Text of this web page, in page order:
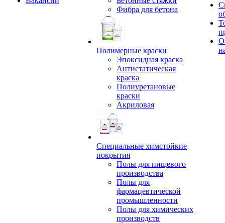
Фибра для бетона
Полимерные краски
Эпоксидная краска
Антистатическая
краска
Полиуретановые
краски
Акриловая
Специальные химстойкие
покрытия
Полы для пищевого
производства
Полы для
фармацевтической
промышленности
Полы для химических
производств